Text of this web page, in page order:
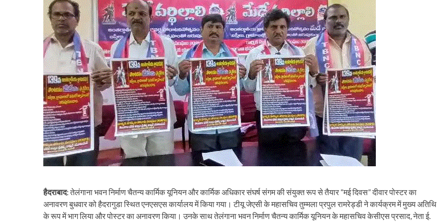
हैदराबाद: तेलंगाना भवन निर्माण चैतन्य कार्मिक यूनियन और कार्मिक अधिकार संघर्ष संगम की संयुक्त रूप से तैयार “मई दिवस” ​​दीवार पोस्टर का
अनावरण बुधवार को हैदरागुडा स्थित एनएसएस कार्यालय में किया गया। टीयू जेएसी के महासचिव तुम्मला प्रपुल रामरेड्डी ने कार्यक्रम में मुख्य अतिथि
के रूप में भाग लिया और पोस्टर का अनावरण किया। उनके साथ तेलंगाना भवन निर्माण चैतन्य कार्मिक यूनियन के महासचिव केसीएस प्रसाद, नेता ई.